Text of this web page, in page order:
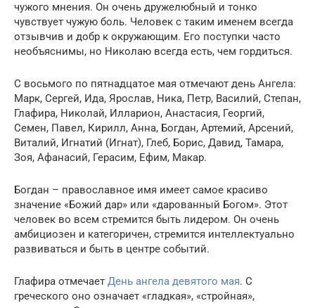
чужого мнения. Он очень дружелюбный и тонко
чувствует чужую боль. Человек с таким именем всегда
отзывчив и добр к окружающим. Его поступки часто
необъяснимы, но Николаю всегда есть, чем гордиться.
С восьмого по пятнадцатое мая отмечают день Ангела:
Марк, Сергей, Ида, Ярослав, Ника, Петр, Василий, Степан,
Глафира, Николай, Илларион, Анастасия, Георгий,
Семен, Павел, Кирилл, Анна, Богдан, Артемий, Арсений,
Виталий, Игнатий (Игнат), Глеб, Борис, Давид, Тамара,
Зоя, Афанасий, Герасим, Ефим, Макар.
Богдан – православное имя имеет самое красиво
значение «Божий дар» или «дарованный Богом». Этот
человек во всем стремится быть лидером. Он очень
амбициозен и категоричен, стремится интеллектуально
развиваться и быть в центре событий.
Глафира отмечает День ангела девятого мая. С
греческого оно означает «гладкая», «стройная»,